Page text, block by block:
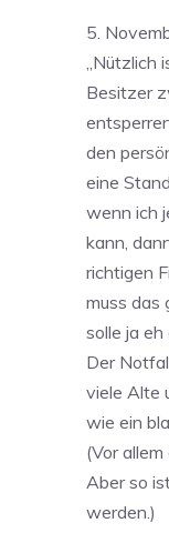
5.
„Nützlich
Besitzer
den
eine
wenn ich
kann,
richtigen
muss das
solle ja eh
Der
viele Alte
wie ein
(Vor
Aber so
werden.)